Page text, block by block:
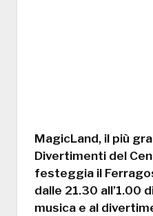
MagicLand, il più
Divertimenti del
festeggia il
dalle 21.30 all’1.00
musica e al